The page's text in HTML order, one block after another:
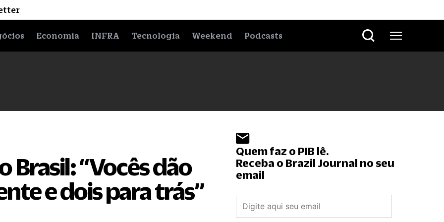
Economia INFRA Tecnologia Weekend Podcasts
Brasil: “Vocês dão
e dois para trás”
Quem faz o PIB lê.
Receba o Brazil Journal no seu
email